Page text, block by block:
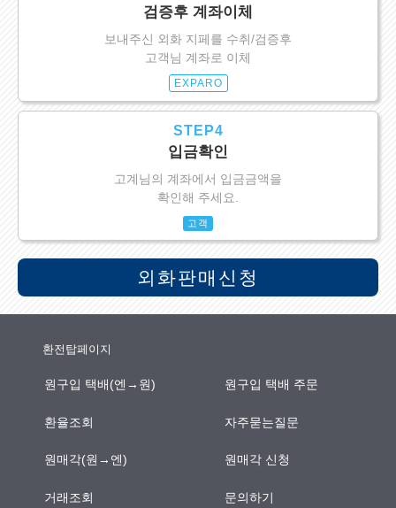
검증후 계좌이체
보내주신 외화 지페를 수취/검증후
고객님 계좌로 이체
EXPARO
STEP4
입금확인
고계님의 계좌에서 입금금액을
확인해 주세요.
고객
외화판매신청
환전탑페이지
원구입 택배(엔→원) 원구입 택배 주문
환율조회 자주묻는질문
원매각(원→엔) 원매각 신청
거래조회 문의하기